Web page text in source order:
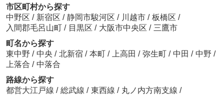
市区町村から探す
中野区 / 新宿区 / 静岡市駿河区 / 川越市 / 板橋区 /
入間郡毛呂山町 / 目黒区 / 大阪市中央区 / 三鷹市
町名から探す
東中野 / 中央 / 北新宿 / 本町 / 上高田 / 弥生町 / 中田 / 中野 /
上落合 / 中落合
路線から探す
都営大江戸線 / 総武線 / 東西線 / 丸ノ内方南支線 /